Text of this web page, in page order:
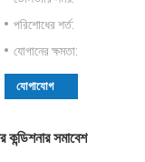
পরিশোধের শর্ত:
যোগানের ক্ষমতা:
যোগাযোগ
সমাবেশ